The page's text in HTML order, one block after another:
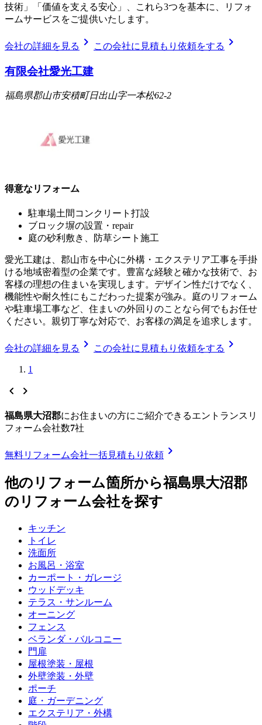
技術」「価値を支える安心」、これら3つを基本に、リフォ
ームサービスをご提供いたします。
会社の詳細を見る chevron_right この会社に見積もり依頼をする chevron_right
有限会社愛光工建
福島県郡山市安積町日出山字一本松62-2
得意なリフォーム
駐車場土間コンクリート打設
ブロック塀の設置・repair
庭の砂利敷き、防草シート施工
愛光工建は、郡山市を中心に外構・エクステリア工事を手掛
ける地域密着型の企業です。豊富な経験と確かな技術で、お
客様の理想の住まいを実現します。デザイン性だけでなく、
機能性や耐久性にもこだわった提案が強み。庭のリフォーム
や駐車場工事など、住まいの外回りのことなら何でもお任せ
ください。親切丁寧な対応で、お客様の満足を追求します。
会社の詳細を見る chevron_right この会社に見積もり依頼をする chevron_right
1
chevron_left chevron_right
福島県大沼郡にお住まいの方にご紹介できるエントランスリ
フォーム会社数7社
無料リフォーム会社一括見積もり依頼 chevron_right
他のリフォーム箇所から福島県大沼郡
のリフォーム会社を探す
キッチン
トイレ
洗面所
お風呂・浴室
カーポート・ガレージ
ウッドデッキ
テラス・サンルーム
オーニング
フェンス
ベランダ・バルコニー
門扉
屋根塗装・屋根
外壁塗装・外壁
ポーチ
庭・ガーデニング
エクステリア・外構